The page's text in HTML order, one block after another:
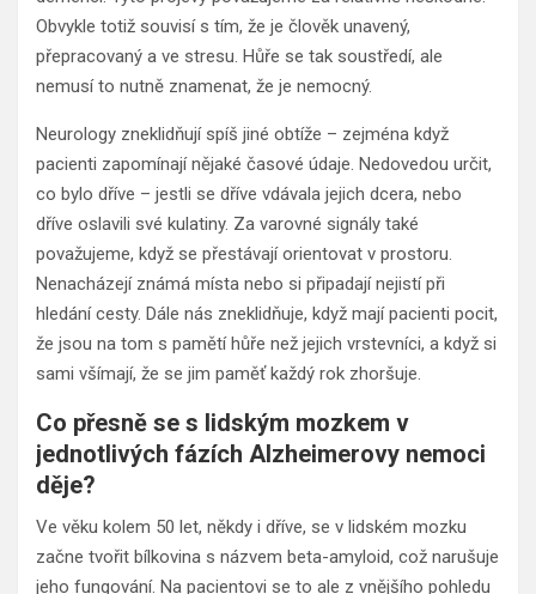
Obvykle totiž souvisí s tím, že je člověk unavený,
přepracovaný a ve stresu. Hůře se tak soustředí, ale
nemusí to nutně znamenat, že je nemocný.
Neurology zneklidňují spíš jiné obtíže – zejména když
pacienti zapomínají nějaké časové údaje. Nedovedou určit,
co bylo dříve – jestli se dříve vdávala jejich dcera, nebo
dříve oslavili své kulatiny. Za varovné signály také
považujeme, když se přestávají orientovat v prostoru.
Nenacházejí známá místa nebo si připadají nejistí při
hledání cesty. Dále nás zneklidňuje, když mají pacienti pocit,
že jsou na tom s pamětí hůře než jejich vrstevníci, a když si
sami všímají, že se jim paměť každý rok zhoršuje.
Co přesně se s lidským mozkem v
jednotlivých fázích Alzheimerovy nemoci
děje?
Ve věku kolem 50 let, někdy i dříve, se v lidském mozku
začne tvořit bílkovina s názvem beta-amyloid, což narušuje
jeho fungování. Na pacientovi se to ale z vnějšího pohledu